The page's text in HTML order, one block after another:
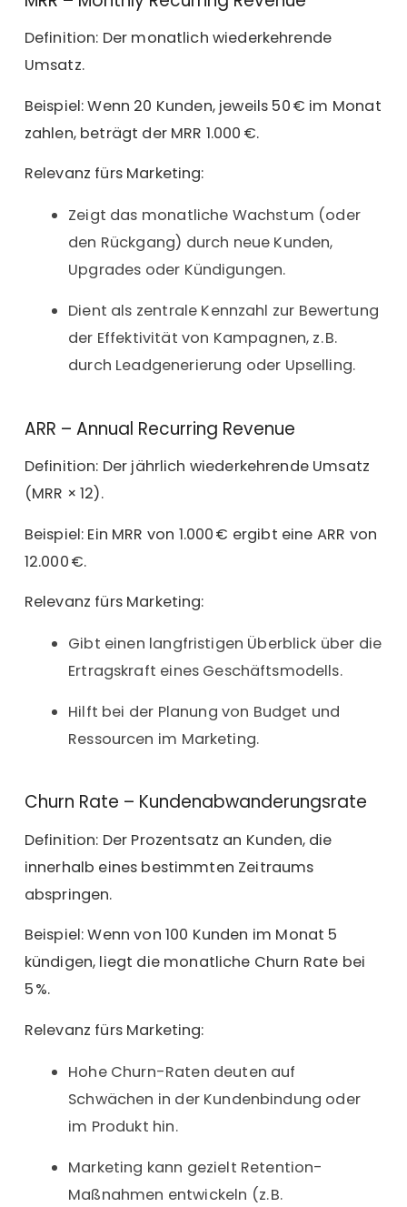
Definition: Der monatlich wiederkehrende
Umsatz.
Beispiel: Wenn 20 Kunden, jeweils 50 € im Monat
zahlen, beträgt der MRR 1.000 €.
Relevanz fürs Marketing:
Zeigt das monatliche Wachstum (oder
den Rückgang) durch neue Kunden,
Upgrades oder Kündigungen.
Dient als zentrale Kennzahl zur Bewertung
der Effektivität von Kampagnen, z. B.
durch Leadgenerierung oder Upselling.
ARR – Annual Recurring Revenue
Definition: Der jährlich wiederkehrende Umsatz
(MRR × 12).
Beispiel: Ein MRR von 1.000 € ergibt eine ARR von
12.000 €.
Relevanz fürs Marketing:
Gibt einen langfristigen Überblick über die
Ertragskraft eines Geschäftsmodells.
Hilft bei der Planung von Budget und
Ressourcen im Marketing.
Churn Rate – Kundenabwanderungsrate
Definition: Der Prozentsatz an Kunden, die
innerhalb eines bestimmten Zeitraums
abspringen.
Beispiel: Wenn von 100 Kunden im Monat 5
kündigen, liegt die monatliche Churn Rate bei
5 %.
Relevanz fürs Marketing:
Hohe Churn-Raten deuten auf
Schwächen in der Kundenbindung oder
im Produkt hin.
Marketing kann gezielt Retention-
Maßnahmen entwickeln (z. B.